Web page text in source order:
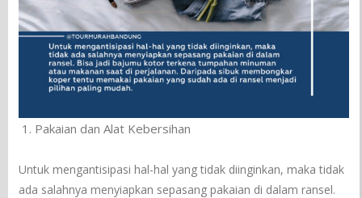
Pakaian dan Alat Kebersihan
Untuk mengantisipasi hal-hal yang tidak diinginkan, maka tidak
ada salahnya menyiapkan sepasang pakaian di dalam ransel.